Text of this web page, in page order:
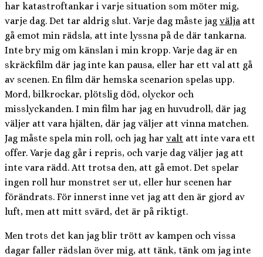
har katastroftankar i varje situation som möter mig,
varje dag. Det tar aldrig slut. Varje dag måste jag välja att
gå emot min rädsla, att inte lyssna på de där tankarna.
Inte bry mig om känslan i min kropp. Varje dag är en
skräckfilm där jag inte kan pausa, eller har ett val att gå
av scenen. En film där hemska scenarion spelas upp.
Mord, bilkrockar, plötslig död, olyckor och
misslyckanden. I min film har jag en huvudroll, där jag
väljer att vara hjälten, där jag väljer att vinna matchen.
Jag måste spela min roll, och jag har valt att inte vara ett
offer. Varje dag går i repris, och varje dag väljer jag att
inte vara rädd. Att trotsa den, att gå emot. Det spelar
ingen roll hur monstret ser ut, eller hur scenen har
förändrats. För innerst inne vet jag att den är gjord av
luft, men att mitt svärd, det är på riktigt.
Men trots det kan jag blir trött av kampen och vissa
dagar faller rädslan över mig, att tänk, tänk om jag inte